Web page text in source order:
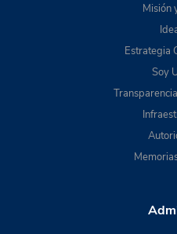
Misión
Estrategia
Soy